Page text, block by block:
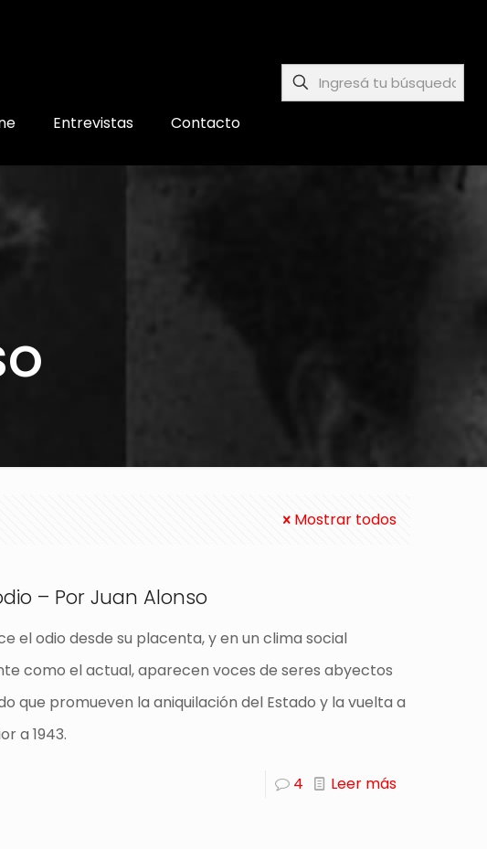
Entrevistas Contacto
Mostrar todos
– Por Juan Alonso
el odio desde su placenta, y en un clima social
como el actual, aparecen voces de seres abyectos
que promueven la aniquilación del Estado y la vuelta a
a 1943.
4 Leer más